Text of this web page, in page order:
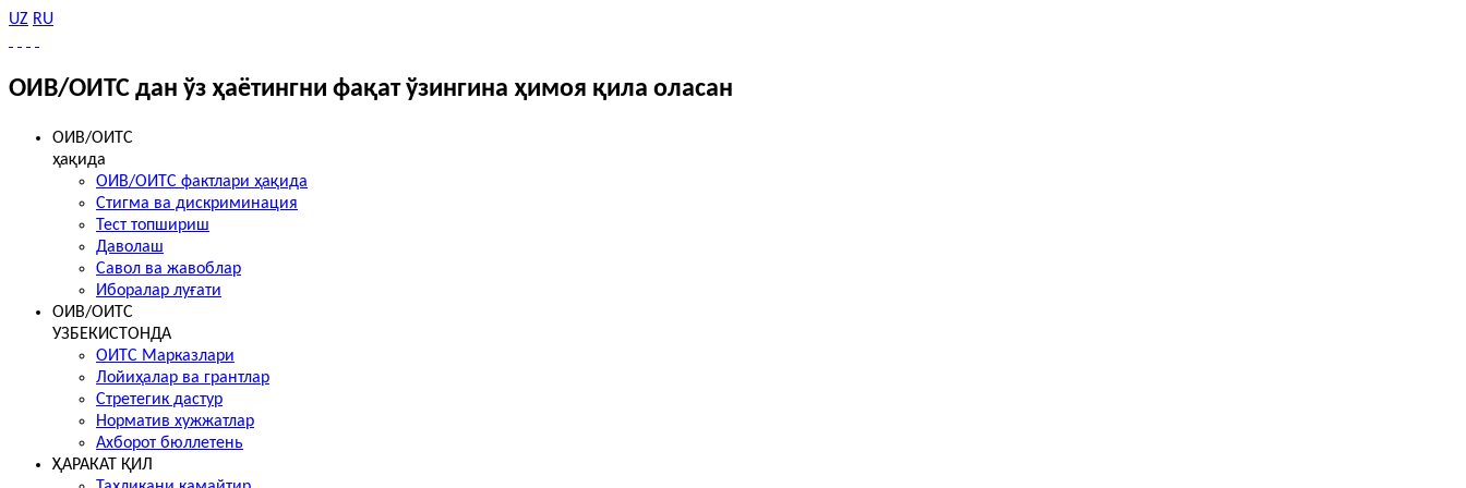
UZ RU
ОИВ/ОИТС дан ўз ҳаётингни фақат ўзингина ҳимоя қила оласан
ОИВ/ОИТС
ҳақида
ОИВ/ОИТС фактлари ҳақида
Стигма ва дискриминация
Тест топшириш
Даволаш
Савол ва жавоблар
Иборалар луғати
ОИВ/ОИТС
УЗБЕКИСТОНДА
ОИТС Марказлари
Лойиҳалар ва грантлар
Стретегик дастур
Норматив хужжатлар
Ахборот бюллетень
ҲАРАКАТ ҚИЛ